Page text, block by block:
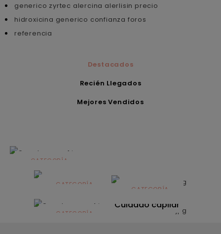
generico zyrtec alercina alerlisin precio
hidroxicina generico confianza foros
referencia
Destacados
Recién Llegados
Mejores Vendidos
CATEGORÍA
Alimentación
infantilCATEGORÍA
Dermocosmética
CATEGORÍA
Solares
CATEGORÍA
Cuidado capilar